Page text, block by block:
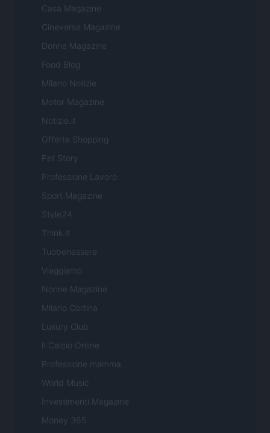
Casa Magazine
Cineverse Magazine
Donne Magazine
Food Blog
Milano Notizie
Motor Magazine
Notizie.it
Offerte Shopping
Pet Story
Professione Lavoro
Sport Magazine
Style24
Think.it
Tuobenessere
Viaggiamo
Nonne Magazine
Milano Cortina
Luxury Club
Il Calcio Online
Professione mamma
World Music
Investimenti Magazine
Money 365